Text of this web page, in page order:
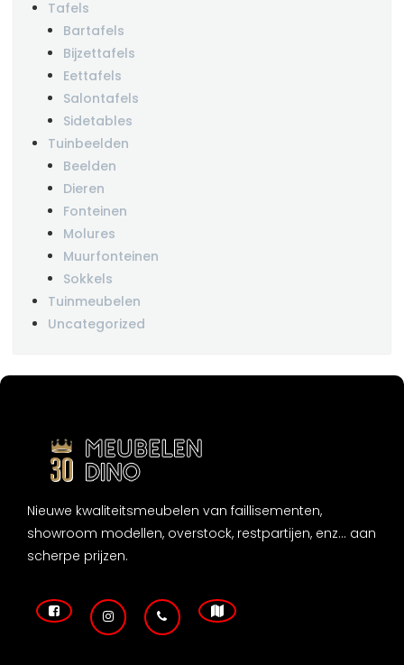
Tafels
Bartafels
Bijzettafels
Eettafels
Salontafels
Sidetables
Tuinbeelden
Beelden
Dieren
Fonteinen
Molures
Muurfonteinen
Sokkels
Tuinmeubelen
Uncategorized
Nieuwe kwaliteitsmeubelen van faillisementen,
showroom modellen, overstock, restpartijen, enz... aan
scherpe prijzen.